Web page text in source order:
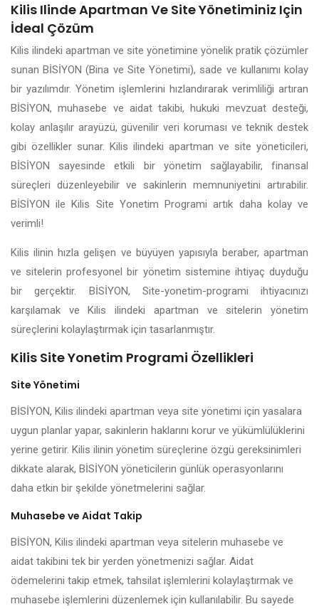
Kilis Ilinde Apartman Ve Site Yönetiminiz Için
İdeal Çözüm
Kilis ilindeki apartman ve site yönetimine yönelik pratik çözümler
sunan BİSİYON (Bina ve Site Yönetimi), sade ve kullanımı kolay
bir yazılımdır. Yönetim işlemlerini hızlandırarak verimliliği artıran
BİSİYON, muhasebe ve aidat takibi, hukuki mevzuat desteği,
kolay anlaşılır arayüzü, güvenilir veri koruması ve teknik destek
gibi özellikler sunar. Kilis ilindeki apartman ve site yöneticileri,
BİSİYON sayesinde etkili bir yönetim sağlayabilir, finansal
süreçleri düzenleyebilir ve sakinlerin memnuniyetini artırabilir.
BİSİYON ile Kilis Site Yonetim Programi artık daha kolay ve
verimli!
Kilis ilinin hızla gelişen ve büyüyen yapısıyla beraber, apartman
ve sitelerin profesyonel bir yönetim sistemine ihtiyaç duyduğu
bir gerçektir. BİSİYON, Site-yonetim-programi ihtiyacınızı
karşılamak ve Kilis ilindeki apartman ve sitelerin yönetim
süreçlerini kolaylaştırmak için tasarlanmıştır.
Kilis Site Yonetim Programi Özellikleri
Site Yönetimi
BİSİYON, Kilis ilindeki apartman veya site yönetimi için yasalara
uygun planlar yapar, sakinlerin haklarını korur ve yükümlülüklerini
yerine getirir. Kilis ilinin yönetim süreçlerine özgü gereksinimleri
dikkate alarak, BİSİYON yöneticilerin günlük operasyonlarını
daha etkin bir şekilde yönetmelerini sağlar.
Muhasebe ve Aidat Takip
BİSİYON, Kilis ilindeki apartman veya sitelerin muhasebe ve
aidat takibini tek bir yerden yönetmenizi sağlar. Aidat
ödemelerini takip etmek, tahsilat işlemlerini kolaylaştırmak ve
muhasebe işlemlerini düzenlemek için kullanılabilir. Bu sayede